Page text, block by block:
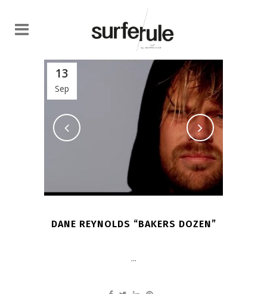
13
Sep
DANE REYNOLDS “BAKERS DOZEN”
...